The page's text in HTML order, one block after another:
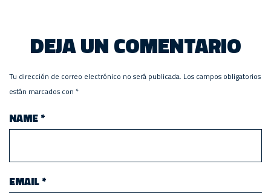
DEJA UN COMENTARIO
Tu dirección de correo electrónico no será publicada. Los campos obligatorios
están marcados con *
NAME*
EMAIL*